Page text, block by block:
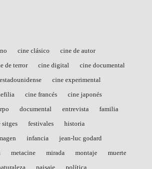
cine clásico
cine de autor
de terror cine digital
cine documental
cine experimental
cine francés
cine japonés
documental entrevista
familia
sitges festivales
historia
infancia
jean-luc godard
metacine mirada montaje
muerte
paisaje política